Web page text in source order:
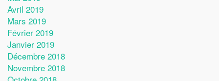
Avril 2019
Mars 2019
Février 2019
Janvier 2019
Décembre 2018
Novembre 2018